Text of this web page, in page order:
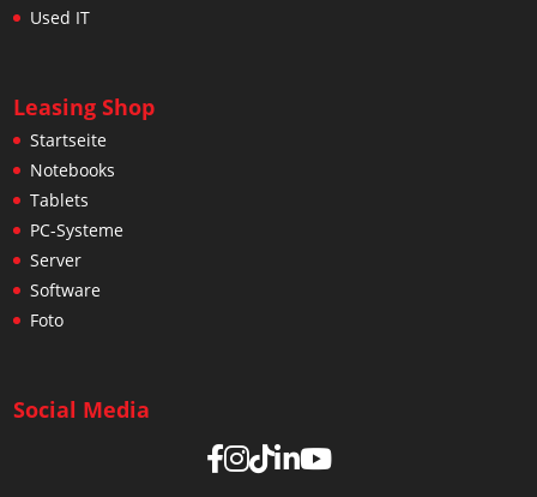
Used IT
Leasing Shop
Startseite
Notebooks
Tablets
PC-Systeme
Server
Software
Foto
Social Media